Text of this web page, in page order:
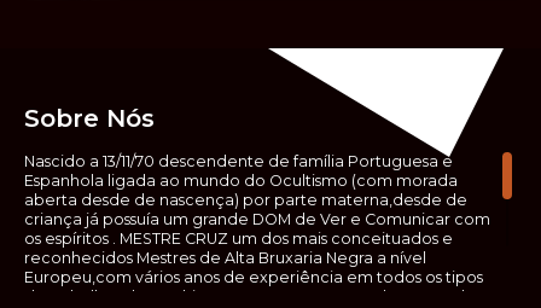
Sobre Nós
Nascido a 13/11/70 descendente de família Portuguesa e
Espanhola ligada ao mundo do Ocultismo (com morada
aberta desde de nascença) por parte materna,desde de
criança já possuía um grande DOM de Ver e Comunicar com
os espíritos . MESTRE CRUZ um dos mais conceituados e
reconhecidos Mestres de Alta Bruxaria Negra a nível
Europeu,com vários anos de experiência em todos os tipos
de trabalhos de Ocultismo. Escreveu os seus saberes ocultos